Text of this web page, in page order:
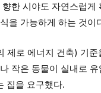
한 시야도 자연스럽
을 가능하게 하는 것이
로 에너지 건축) 기
작은 동물이 실내로
집을 요구했다.